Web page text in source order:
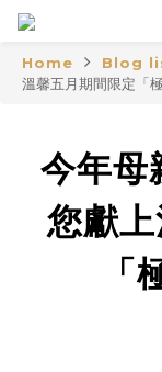
Home Blog
溫馨五月期間限定「
今年
您獻
「